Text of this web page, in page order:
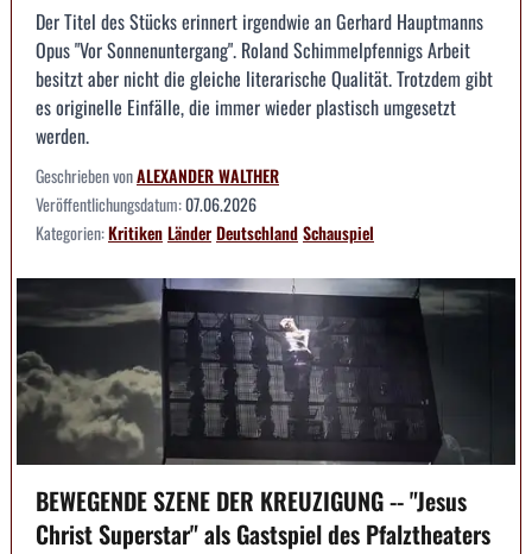
Der Titel des Stücks erinnert irgendwie an Gerhard Hauptmanns
Opus "Vor Sonnenuntergang". Roland Schimmelpfennigs Arbeit
besitzt aber nicht die gleiche literarische Qualität. Trotzdem gibt
es originelle Einfälle, die immer wieder plastisch umgesetzt
werden.
Geschrieben vonALEXANDER WALTHER
Veröffentlichungsdatum:07.06.2026
Kategorien:KritikenLänderDeutschlandSchauspiel
BEWEGENDE SZENE DER KREUZIGUNG -- "Jesus
Christ Superstar" als Gastspiel des Pfalztheaters